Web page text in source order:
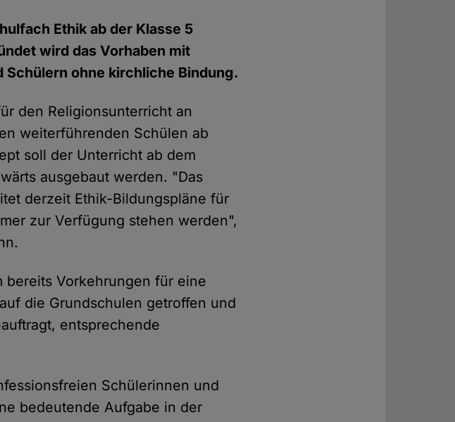
Ethik ab der Klasse 5
wird das Vorhaben mit
Schülern ohne kirchliche Bindung.
den Religionsunterricht an
weiterführenden Schülen ab
soll der Unterricht ab dem
ausgebaut werden. "Das
derzeit Ethik-Bildungspläne für
zur Verfügung stehen werden",
bereits Vorkehrungen für eine
die Grundschulen getroffen und
entsprechende
Schülerinnen und
bedeutende Aufgabe in der